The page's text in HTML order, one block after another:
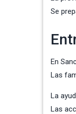
Se
En
Las
La
Las